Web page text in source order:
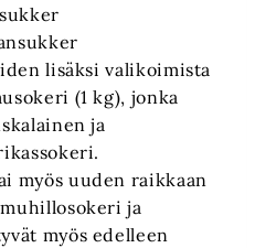
lisäksi valikoimista
(1 kg), jonka
ja
myös uuden raikkaan
ja
myös edelleen